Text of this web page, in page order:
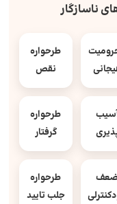
ناسازگار
طرحواره
نقص
طرحواره
گرفتار
طرحواره
جلب تایید